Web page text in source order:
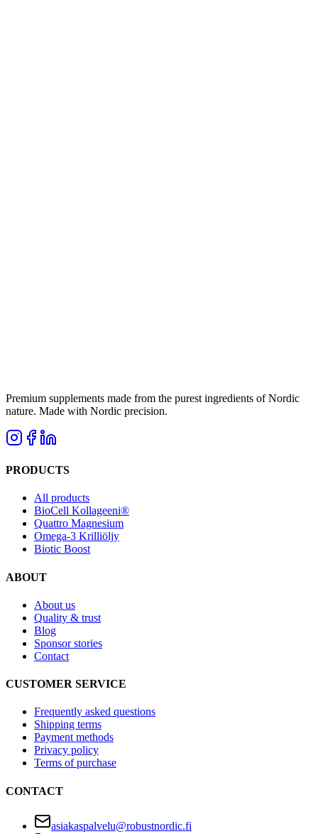
Premium supplements made from the purest ingredients of Nordic
nature. Made with Nordic precision.
PRODUCTS
All products
BioCell Kollageeni®
Quattro Magnesium
Omega-3 Krilliöljy
Biotic Boost
ABOUT
About us
Quality & trust
Blog
Sponsor stories
Contact
CUSTOMER SERVICE
Frequently asked questions
Shipping terms
Payment methods
Privacy policy
Terms of purchase
CONTACT
asiakaspalvelu@robustnordic.fi